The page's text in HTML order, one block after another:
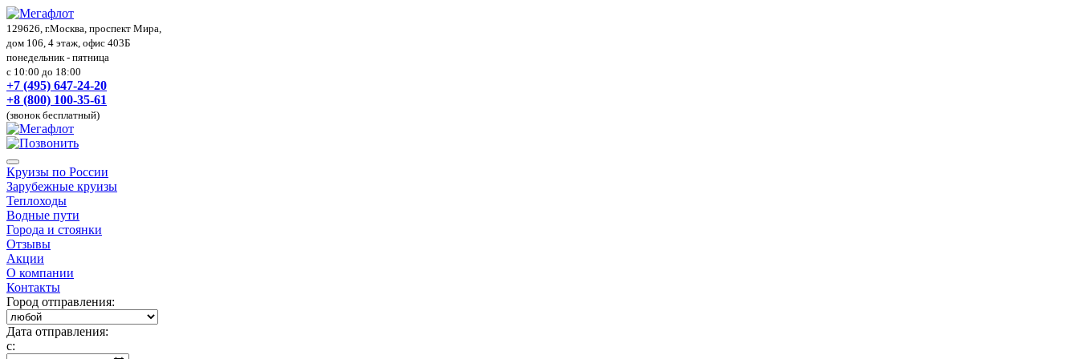
129626, г.Москва, проспект Мира,
дом 106, 4 этаж, офис 403Б
понедельник - пятница
с 10:00 до 18:00
+7 (495) 647-24-20
+8 (800) 100-35-61
(звонок бесплатный)
Круизы по России
Зарубежные круизы
Теплоходы
Водные пути
Города и стоянки
Отзывы
Акции
О компании
Контакты
Город отправления:
Дата отправления:
с: